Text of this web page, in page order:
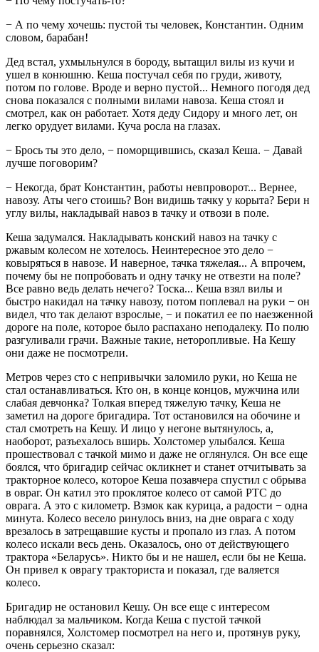
− А по чему хочешь: пустой ты человек, Константин. Одним
словом, барабан!
Дед встал, ухмыльнулся в бороду, вытащил вилы из кучи и
ушел в конюшню. Кеша постучал себя по груди, животу,
потом по голове. Вроде и верно пустой... Немного погодя дед
снова показался с полными вилами навоза. Кеша стоял и
смотрел, как он работает. Хотя деду Сидору и много лет, он
легко орудует вилами. Куча росла на глазах.
− Брось ты это дело, − поморщившись, сказал Кеша. − Давай
лучше поговорим?
− Некогда, брат Константин, работы невпроворот... Вернее,
навозу. Аты чего стоишь? Вон видишь тачку у корыта? Бери н
углу вилы, накладывай навоз в тачку и отвози в поле.
Кеша задумался. Накладывать конский навоз на тачку с
ржавым колесом не хотелось. Неинтересное это дело −
ковыряться в навозе. И наверное, тачка тяжелая... А впрочем,
почему бы не попробовать и одну тачку не отвезти на поле?
Все равно ведь делать нечего? Тоска... Кеша взял вилы и
быстро накидал на тачку навозу, потом поплевал на руки − он
видел, что так делают взрослые, − и покатил ее по наезженной
дороге на поле, которое было распахано неподалеку. По полю
разгуливали грачи. Важные такие, неторопливые. На Кешу
они даже не посмотрели.
Метров через сто с непривычки заломило руки, но Кеша не
стал останавливаться. Кто он, в конце концов, мужчина или
слабая девчонка? Толкая вперед тяжелую тачку, Кеша не
заметил на дороге бригадира. Тот остановился на обочине и
стал смотреть на Кешу. И лицо у негоне вытянулось, а,
наоборот, разъехалось вширь. Холстомер улыбался. Кеша
прошествовал с тачкой мимо и даже не оглянулся. Он все еще
боялся, что бригадир сейчас окликнет и станет отчитывать за
тракторное колесо, которое Кеша позавчера спустил с обрыва
в овраг. Он катил это проклятое колесо от самой РТС до
оврага. А это с километр. Взмок как курица, а радости − одна
минута. Колесо весело ринулось вниз, на дне оврага с ходу
врезалось в затрещавшие кусты и пропало из глаз. А потом
колесо искали весь день. Оказалось, оно от действующего
трактора «Беларусь». Никто бы и не нашел, если бы не Кеша.
Он привел к оврагу тракториста и показал, где валяется
колесо.
Бригадир не остановил Кешу. Он все еще с интересом
наблюдал за мальчиком. Когда Кеша с пустой тачкой
поравнялся, Холстомер посмотрел на него и, протянув руку,
очень серьезно сказал: